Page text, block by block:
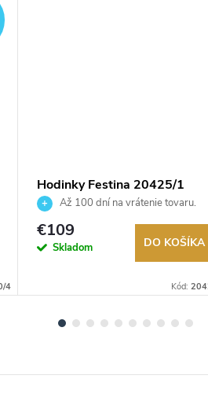
4
Hodinky Festina 20425/1
Až 100 dní na vrátenie tovaru.
Autorizovaný predajca.
€109
Skladom DO KOŠÍKA
Kód: